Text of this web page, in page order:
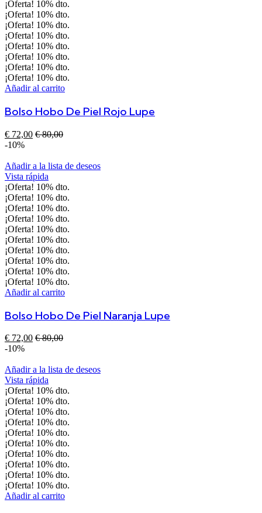
¡Oferta! 10% dto.
¡Oferta! 10% dto.
¡Oferta! 10% dto.
¡Oferta! 10% dto.
¡Oferta! 10% dto.
¡Oferta! 10% dto.
¡Oferta! 10% dto.
¡Oferta! 10% dto.
Añadir al carrito
Bolso Hobo De Piel Rojo Lupe
€ 72,00 €80,00
-10%
Añadir a la lista de deseos
Vista rápida
¡Oferta! 10% dto.
¡Oferta! 10% dto.
¡Oferta! 10% dto.
¡Oferta! 10% dto.
¡Oferta! 10% dto.
¡Oferta! 10% dto.
¡Oferta! 10% dto.
¡Oferta! 10% dto.
¡Oferta! 10% dto.
¡Oferta! 10% dto.
Añadir al carrito
Bolso Hobo De Piel Naranja Lupe
€ 72,00 €80,00
-10%
Añadir a la lista de deseos
Vista rápida
¡Oferta! 10% dto.
¡Oferta! 10% dto.
¡Oferta! 10% dto.
¡Oferta! 10% dto.
¡Oferta! 10% dto.
¡Oferta! 10% dto.
¡Oferta! 10% dto.
¡Oferta! 10% dto.
¡Oferta! 10% dto.
¡Oferta! 10% dto.
Añadir al carrito